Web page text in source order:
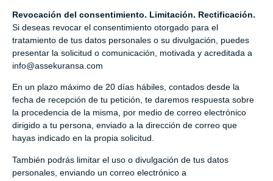
Revocación del consentimiento. Limitación. Rectificación.
Si deseas revocar el consentimiento otorgado para el
tratamiento de tus datos personales o su divulgación, puedes
presentar la solicitud o comunicación, motivada y acreditada a
info@assekuransa.com
En un plazo máximo de 20 días hábiles, contados desde la
fecha de recepción de tu petición, te daremos respuesta sobre
la procedencia de la misma, por medio de correo electrónico
dirigido a tu persona, enviado a la dirección de correo que
hayas indicado en la propia solicitud.
También podrás limitar el uso o divulgación de tus datos
personales, enviando un correo electrónico a